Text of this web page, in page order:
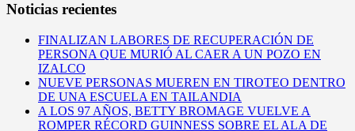
Noticias recientes
FINALIZAN LABORES DE RECUPERACIÓN DE
PERSONA QUE MURIÓ AL CAER A UN POZO EN
IZALCO
NUEVE PERSONAS MUEREN EN TIROTEO DENTRO
DE UNA ESCUELA EN TAILANDIA
A LOS 97 AÑOS, BETTY BROMAGE VUELVE A
ROMPER RÉCORD GUINNESS SOBRE EL ALA DE